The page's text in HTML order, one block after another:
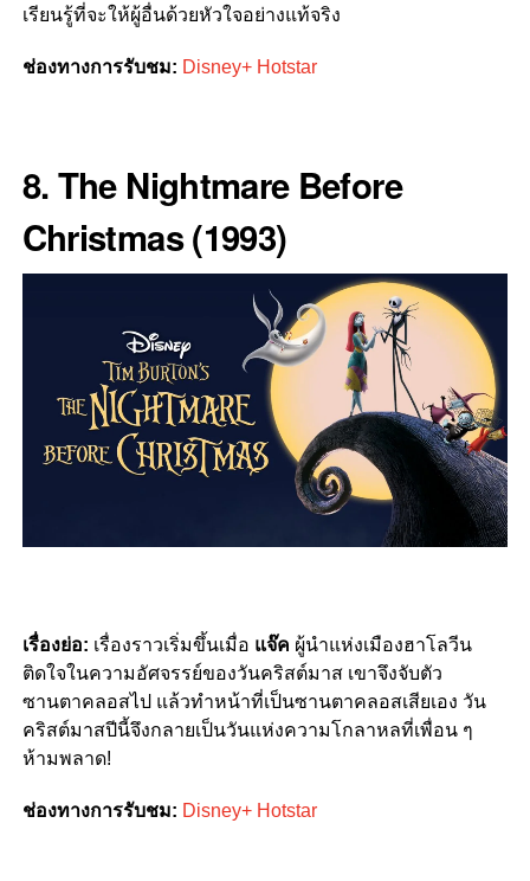
เรียนรู้ที่จะให้ผู้อื่นด้วยหัวใจอย่างแท้จริง
ช่องทางการรับชม: Disney+ Hotstar
8. The Nightmare Before
Christmas (1993)
เรื่องย่อ: เรื่องราวเริ่มขึ้นเมื่อ แจ๊ค ผู้นำแห่งเมืองฮาโลวีน
ติดใจในความอัศจรรย์ของวันคริสต์มาส เขาจึงจับตัว
ซานตาคลอสไป แล้วทำหน้าที่เป็นซานตาคลอสเสียเอง วัน
คริสต์มาสปีนี้จึงกลายเป็นวันแห่งความโกลาหลที่เพื่อน ๆ
ห้ามพลาด!
ช่องทางการรับชม: Disney+ Hotstar